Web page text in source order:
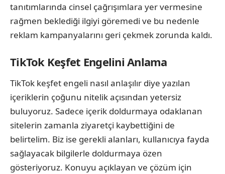
tanıtımlarında cinsel çağrışımlara yer vermesine
rağmen beklediği ilgiyi göremedi ve bu nedenle
reklam kampanyalarını geri çekmek zorunda kaldı.
TikTok Keşfet Engelini Anlama
TikTok keşfet engeli nasıl anlaşılır diye yazılan
içeriklerin çoğunu nitelik açısından yetersiz
buluyoruz. Sadece içerik doldurmaya odaklanan
sitelerin zamanla ziyaretçi kaybettiğini de
belirtelim. Biz ise gerekli alanları, kullanıcıya fayda
sağlayacak bilgilerle doldurmaya özen
gösteriyoruz. Konuyu açıklayan ve çözüm için